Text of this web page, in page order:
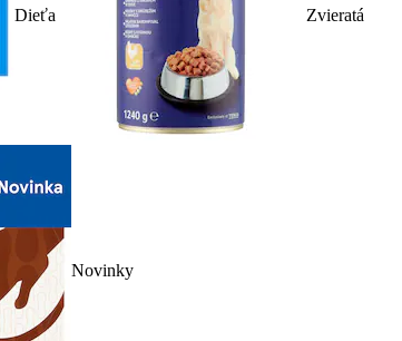
Dieťa Zvieratá
Novinky